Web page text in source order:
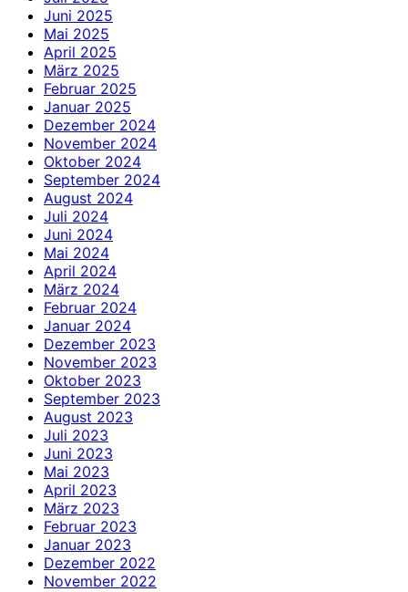
Juni 2025
Mai 2025
April 2025
März 2025
Februar 2025
Januar 2025
Dezember 2024
November 2024
Oktober 2024
September 2024
August 2024
Juli 2024
Juni 2024
Mai 2024
April 2024
März 2024
Februar 2024
Januar 2024
Dezember 2023
November 2023
Oktober 2023
September 2023
August 2023
Juli 2023
Juni 2023
Mai 2023
April 2023
März 2023
Februar 2023
Januar 2023
Dezember 2022
November 2022